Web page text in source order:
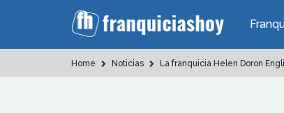
Home Noticias La franquicia Helen Doron